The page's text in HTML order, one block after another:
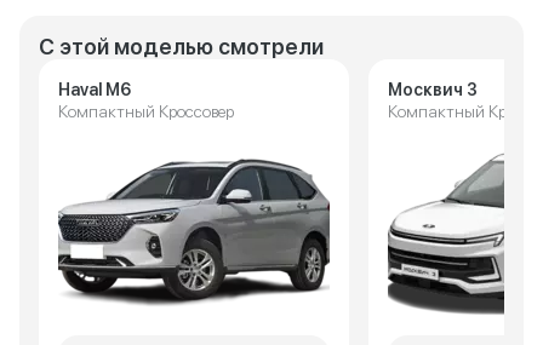
С этой моделью смотрели
Haval M6
Компактный Кроссовер
Москвич 3
Компактный